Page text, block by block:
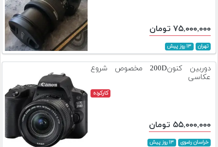
۷۵,۰۰۰,۰۰۰ تومان
تهران ۱۳ روز پیش
دوربین کنون200D مخصوص شروع
عکاسی
کارکرده
۵۵,۰۰۰,۰۰۰ تومان
خراسان رضوی ۱۳ روز پیش